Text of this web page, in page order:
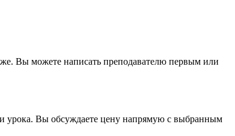
Вы можете написать преподавателю первым или
урока. Вы обсуждаете цену напрямую с выбранным